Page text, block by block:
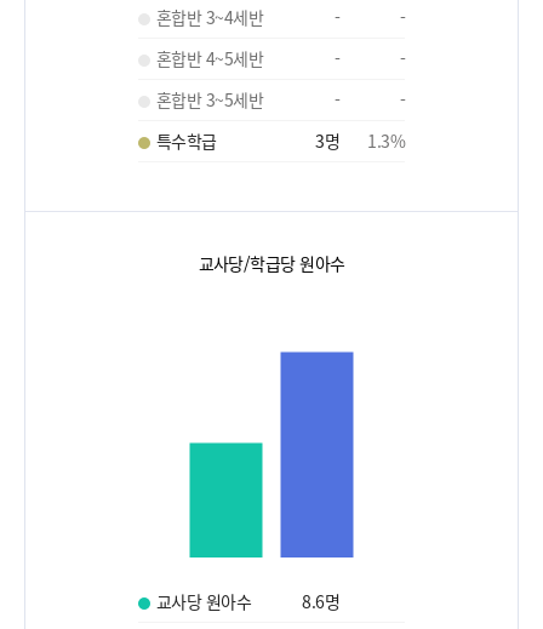
혼합반 3~4세반
-
-
혼합반 4~5세반
-
-
혼합반 3~5세반
-
-
특수학급
3명 1.3%
교사당/학급당 원아수
교사당 원아수 8.6명